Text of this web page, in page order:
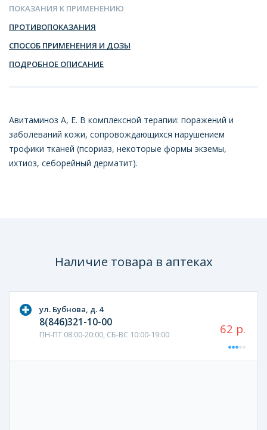
ПОКАЗАНИЯ К ПРИМЕНЕНИЮ
ПРОТИВОПОКАЗАНИЯ
СПОСОБ ПРИМЕНЕНИЯ И ДОЗЫ
ПОДРОБНОЕ ОПИСАНИЕ
Авитаминоз А, Е. В комплексной терапии: поражений и
заболеваний кожи, сопровождающихся нарушением
трофики тканей (псориаз, некоторые формы экземы,
ихтиоз, себорейный дерматит).
Наличие товара в аптеках
ул. Бубнова, д. 4
8(846)321-10-00
ПН-ПТ 08:00-20:00, СБ-ВС 10:00-19:00 62 р.